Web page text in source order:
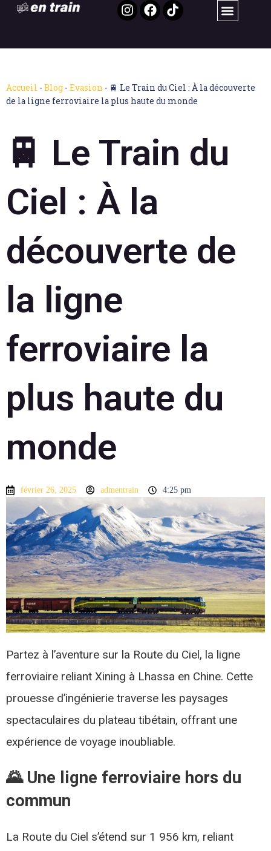
Accueil - Blog - Evasion - 🚆 Le Train du Ciel : À la découverte
de la ligne ferroviaire la plus haute du monde
🚆 Le Train du
Ciel : À la
découverte de
la ligne
ferroviaire la
plus haute du
monde
février 26, 2025 admentrain 4:25 pm
Partez à l’aventure sur la Route du Ciel, la ligne
ferroviaire reliant Xining à Lhassa en Chine. Cette
prouesse d’ingénierie traverse les paysages
spectaculaires du plateau tibétain, offrant une
expérience de voyage inoubliable.​
🌄 Une ligne ferroviaire hors du
commun
La Route du Ciel s’étend sur 1 956 km, reliant